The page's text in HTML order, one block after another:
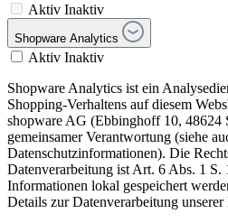
Aktiv Inaktiv
Shopware Analytics
Aktiv Inaktiv
Shopware Analytics ist ein
Shopping-Verhaltens auf diesem
shopware AG (Ebbinghoff 10, 48624
gemeinsamer Verantwortung (siehe
Datenschutzinformationen). Die
Datenverarbeitung ist Art. 6 Abs. 1
Informationen lokal gespeichert
Details zur Datenverarbeitung